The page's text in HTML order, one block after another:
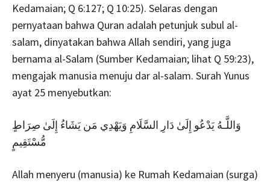
Kedamaian; Q 6:127; Q 10:25). Selaras dengan
pernyataan bahwa Quran adalah petunjuk subul al-
salam, dinyatakan bahwa Allah sendiri, yang juga
bernama al-Salam (Sumber Kedamaian; lihat Q 59:23),
mengajak manusia menuju dar al-salam. Surah Yunus
ayat 25 menyebutkan:
وَاللَّـهُ يَدْعُو إِلَىٰ دَارِ السَّلَامِ وَيَهْدِي مَن يَشَاءُ إِلَىٰ صِرَاطٍ
مُّسْتَقِيمٍ
Allah menyeru (manusia) ke Rumah Kedamaian (surga)